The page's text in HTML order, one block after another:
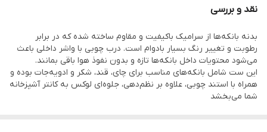
نقد و بررسی
بدنه بانکه‌ها از سرامیک باکیفیت و مقاوم ساخته شده که در برابر
رطوبت و تغییر رنگ بسیار بادوام است. درب چوبی با واشر داخلی باعث
می‌شود محتویات داخل بانکه‌ها تازه و بدون نفوذ هوا باقی بمانند.
این ست شامل بانکه‌های مناسب برای چای، قند، شکر و ادویه‌جات بوده و
همراه با استند چوبی، علاوه بر نظم‌دهی، جلوه‌ای لوکس به کانتر آشپزخانه
شما می‌بخشد